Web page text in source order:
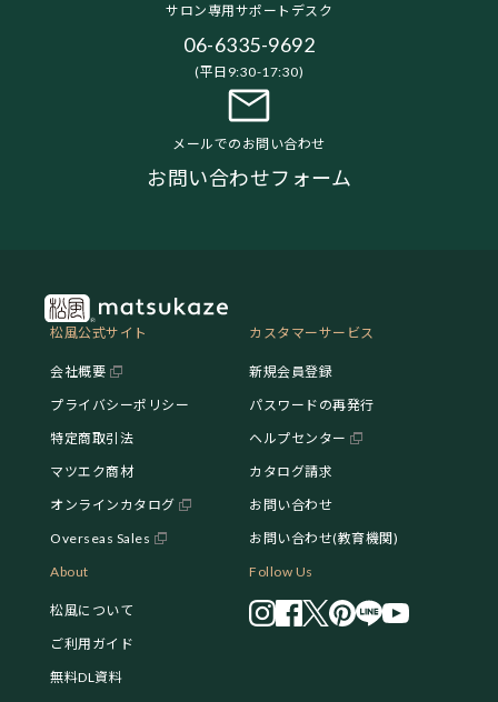
サロン専用サポートデスク
06-6335-9692
(平日9:30-17:30)
メールでのお問い合わせ
お問い合わせフォーム
松風公式サイト
会社概要
プライバシーポリシー
特定商取引法
マツエク商材
オンラインカタログ
Overseas Sales
カスタマーサービス
新規会員登録
パスワードの再発行
ヘルプセンター
カタログ請求
お問い合わせ
お問い合わせ(教育機関)
About
松風について
ご利用ガイド
無料DL資料
Follow Us